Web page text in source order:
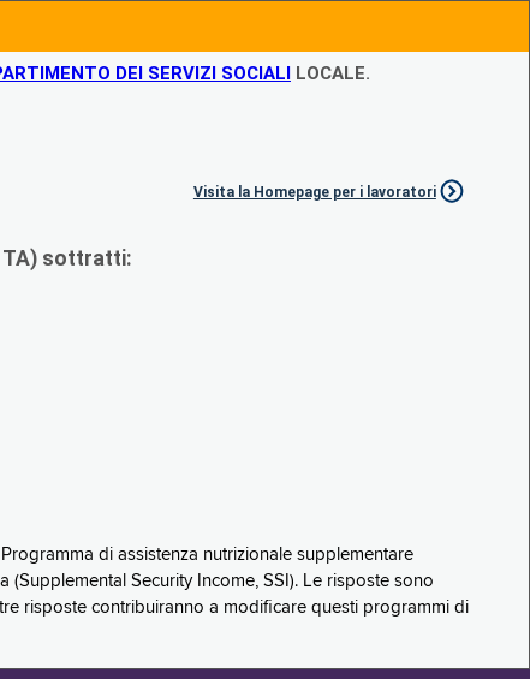
DEI SERVIZI SOCIALI LOCALE.
Visita la Homepage per i lavoratori
TA) sottratti:
di assistenza nutrizionale supplementare
Security Income, SSI). Le risposte sono
risposte contribuiranno a modificare questi programmi di